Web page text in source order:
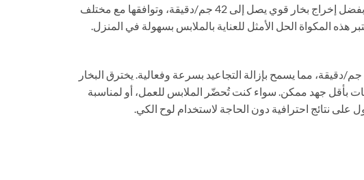
تيفال Pro Style توفر نتائج رائعة في دقائق معدودة. بفضل إخراج بخار قوي يصل إلى 42 جم/دقيقة، وتوافقها مع مختلف
هذه المكواة الحل الأمثل للعناية بالملابس بسهولة في المنزل.
تقدم مكواة تيفال IT3470 Pro Style بخارًا بكمية 42 جم/دقيقة، مما يسمح بإزالة التجاعيد بسرعة وفعالية. يخترق البخار
بأقل جهد ممكن. سواء كنت تُحضّر الملابس للعمل، أو لمناسبة
على نتائج احترافية دون الحاجة لاستخدام لوح الكي.